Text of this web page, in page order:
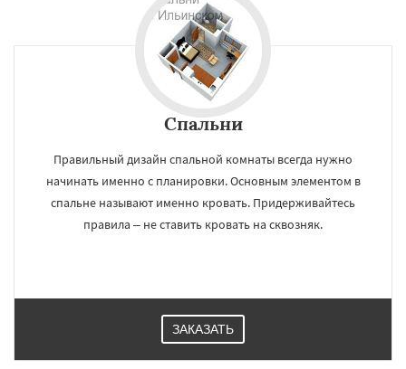
Работаем по
Лопатино Лотошино Малаховка
Менделеевск
Михнево Монино
Октябрьский Правдинский Решетниково
Свердловск Северный
Шаховская
Спальни
Правильный дизайн спальной комнаты всегда нужно
начинать именно с планировки. Основным элементом в
спальне называют именно кровать. Придерживайтесь
правила – не ставить кровать на сквозняк.
ЗАКАЗАТЬ
УЗНАТЬ ПОДРОБНЕЕ
Даю согласие на обработку персональных данных